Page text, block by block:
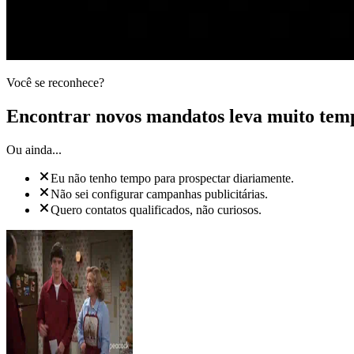
Você se reconhece?
Encontrar novos mandatos leva muito
Ou ainda...
Eu não tenho tempo para prospectar diariamente.
Não sei configurar campanhas publicitárias.
Quero contatos qualificados, não curiosos.